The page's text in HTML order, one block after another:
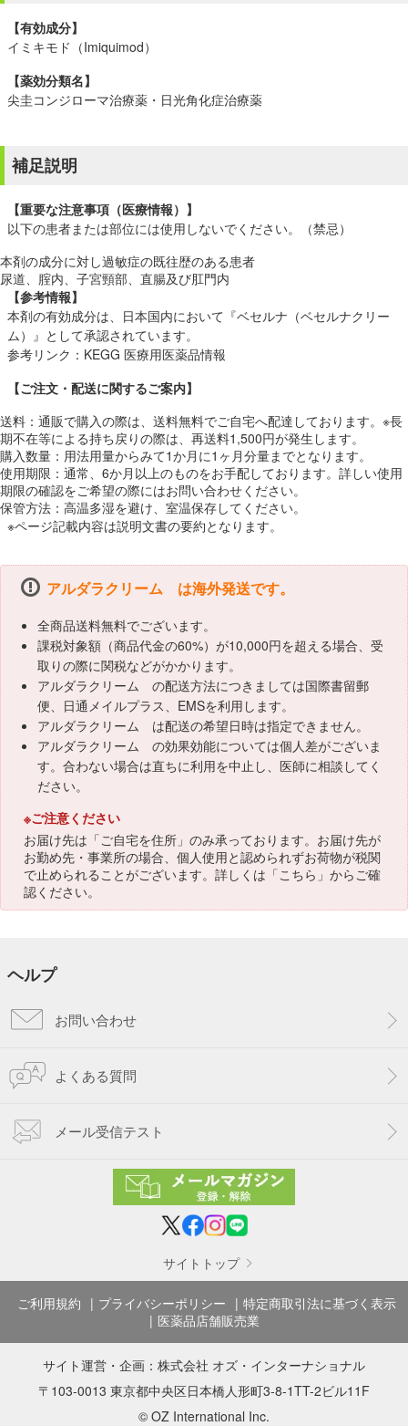
【有効成分】
イミキモド（Imiquimod）
【薬効分類名】
尖圭コンジローマ治療薬・日光角化症治療薬
補足説明
【重要な注意事項（医療情報）】
以下の患者または部位には使用しないでください。（禁忌）
本剤の成分に対し過敏症の既往歴のある患者
尿道、腟内、子宮頸部、直腸及び肛門内
【参考情報】
本剤の有効成分は、日本国内において『ベセルナ（ベセルナクリー
ム）』として承認されています。
参考リンク： KEGG 医療用医薬品情報
【ご注文・配送に関するご案内】
送料：通販で購入の際は、送料無料でご自宅へ配達しております。※長
期不在等による持ち戻りの際は、再送料1,500円が発生します。
購入数量：用法用量からみて1か月に1ヶ月分量までとなります。
使用期限：通常、6か月以上のものをお手配しております。詳しい使用
期限の確認をご希望の際にはお問い合わせください。
保管方法：高温多湿を避け、室温保存してください。
※ページ記載内容は説明文書の要約となります。
アルダラクリーム は海外発送です。
全商品送料無料でございます。
課税対象額（商品代金の60%）が10,000円を超える場合、受
取りの際に関税などがかかります。
アルダラクリーム の配送方法につきましては国際書留郵
便、日通メイルプラス、EMSを利用します。
アルダラクリーム は配送の希望日時は指定できません。
アルダラクリーム の効果効能については個人差がございま
す。合わない場合は直ちに利用を中止し、医師に相談してく
ださい。
※ご注意ください
お届け先は「ご自宅を住所」のみ承っております。お届け先が
お勤め先・事業所の場合、個人使用と認められずお荷物が税関
で止められることがございます。詳しくは「こちら 」からご確
認ください。
ヘルプ
お問い合わせ
よくある質問
メール受信テスト
サイトトップ
ご利用規約 プライバシーポリシー
特定商取引法に基づく表示
医薬品店舗販売業
サイト運営・企画： 株式会社 オズ・インターナショナル
〒103-0013 東京都中央区日本橋人形町3-8-1TT-2ビル11F
© OZ International Inc.